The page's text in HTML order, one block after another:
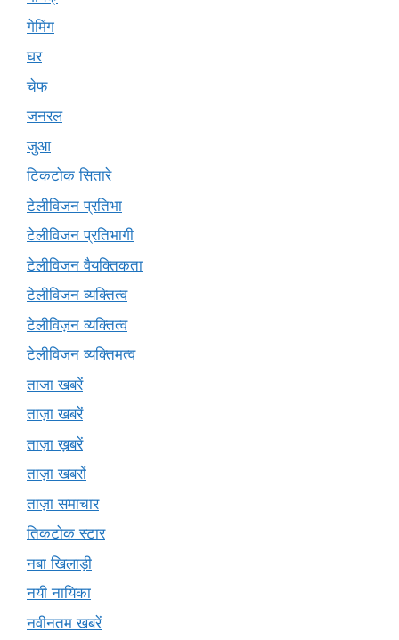
गेमिंग
घर
चेफ
जनरल
जुआ
टिकटोक सितारे
टेलीविजन प्रतिभा
टेलीविजन प्रतिभागी
टेलीविजन वैयक्तिकता
टेलीविजन व्यक्तित्व
टेलीविज़न व्यक्तित्व
टेलीविजन व्यक्तिमत्व
ताजा खबरें
ताज़ा खबरें
ताज़ा ख़बरें
ताज़ा खबरों
ताज़ा समाचार
तिकटोक स्टार
नबा खिलाड़ी
नयी नायिका
नवीनतम खबरें